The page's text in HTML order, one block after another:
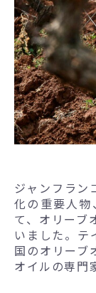
ジャンフラン
化の重要人
て、オリーブ
いました。テ
国のオリーブ
オイルの専門